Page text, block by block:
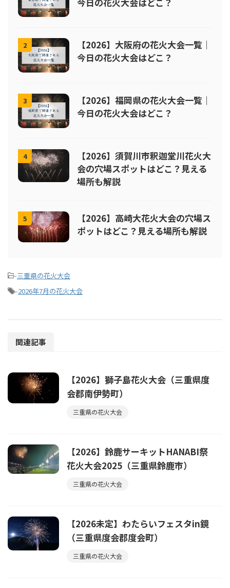
2
【2026】大阪府の花火大会一覧｜
今日の花火大会はどこ？
3
【2026】福岡県の花火大会一覧｜
今日の花火大会はどこ？
4
【2026】須賀川市釈迦堂川花火大
会の穴場スポットはどこ？見える
場所も解説
5
【2026】高崎大花火大会の穴場ス
ポットはどこ？見える場所も解説
-三重県の花火大会
-2026年7月の花火大会
関連記事
【2026】獅子島花火大会（三重県度
会郡南伊勢町）
三重県の花火大会
【2026】鈴鹿サーキットHANABI祭
花火大会2025（三重県鈴鹿市）
三重県の花火大会
【2026未定】わたらいフェスタin鏡
（三重県度会郡度会町）
三重県の花火大会